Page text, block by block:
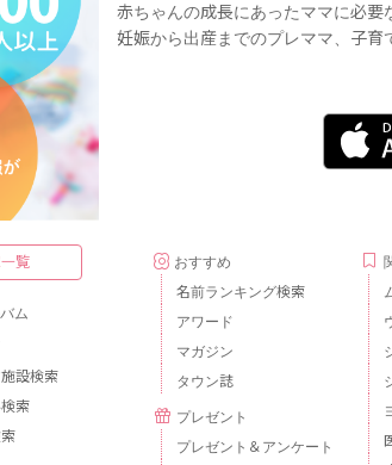
赤ちゃんの成長にあったママに必要
妊娠から出産までのプレママ、子育
覧
ム
設検索
索
おすすめ
名前ランキング検索
アワード
マガジン
タウン誌
プレゼント
プレゼント＆アンケート